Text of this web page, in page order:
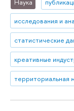
исследования и
статистические
креативные
территориальная